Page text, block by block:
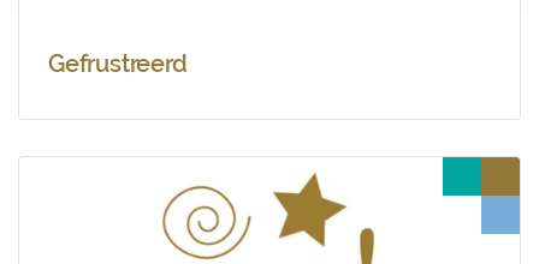
Gefrustreerd